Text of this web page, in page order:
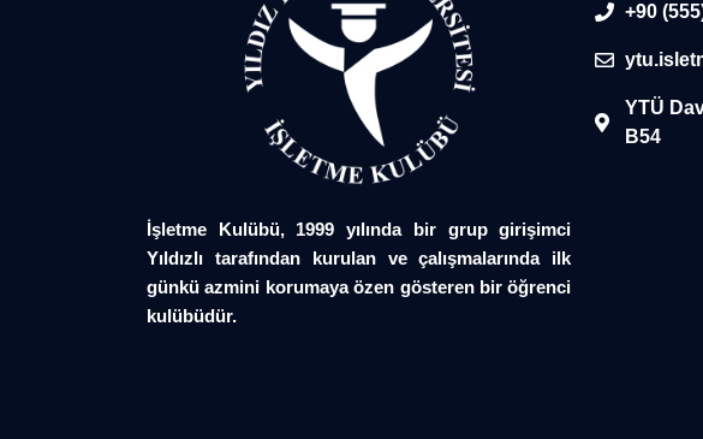
İşletme Kulübü, 1999 yılında bir grup girişimci
Yıldızlı tarafından kurulan ve çalışmalarında ilk
günkü azmini korumaya özen gösteren bir öğrenci
kulübüdür.
+90
YTÜ
B54